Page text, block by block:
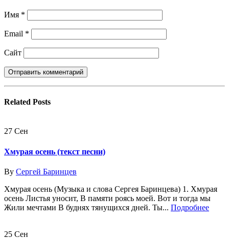
Имя *
Email *
Сайт
Related Posts
27 Сен
Хмурая осень (текст песни)
By Сергей Баринцев
Хмурая осень (Музыка и слова Сергея Баринцева) 1. Хмурая
осень Листья уносит, В памяти роясь моей. Вот и тогда мы
Жили мечтами В буднях тянущихся дней. Ты... Подробнее
25 Сен